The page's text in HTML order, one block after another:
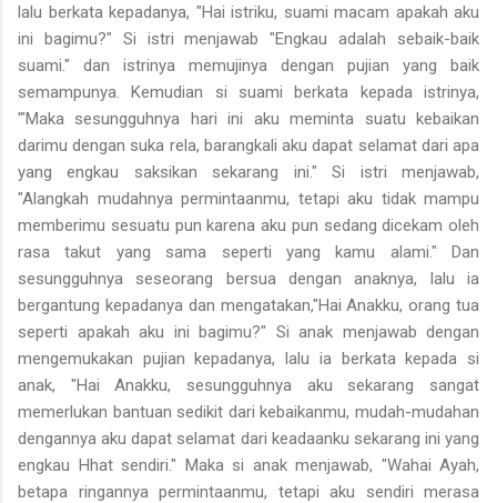
lalu berkata kepadanya, "Hai istriku, suami macam apakah aku
ini bagimu?" Si istri menjawab "Engkau adalah sebaik-baik
suami." dan istrinya memujinya dengan pujian yang baik
semampunya. Kemudian si suami berkata kepada istrinya,
'"Maka sesungguhnya hari ini aku meminta suatu kebaikan
darimu dengan suka rela, barangkali aku dapat selamat dari apa
yang engkau saksikan sekarang ini." Si istri menjawab,
"Alangkah mudahnya permintaanmu, tetapi aku tidak mampu
memberimu sesuatu pun karena aku pun sedang dicekam oleh
rasa takut yang sama seperti yang kamu alami." Dan
sesungguhnya seseorang bersua dengan anaknya, lalu ia
bergantung kepadanya dan mengatakan,"Hai Anakku, orang tua
seperti apakah aku ini bagimu?" Si anak menjawab dengan
mengemukakan pujian kepadanya, lalu ia berkata kepada si
anak, "Hai Anakku, sesungguhnya aku sekarang sangat
memerlukan bantuan sedikit dari kebaikanmu, mudah-mudahan
dengannya aku dapat selamat dari keadaanku sekarang ini yang
engkau Hhat sendiri." Maka si anak menjawab, "Wahai Ayah,
betapa ringannya permintaanmu, tetapi aku sendiri merasa